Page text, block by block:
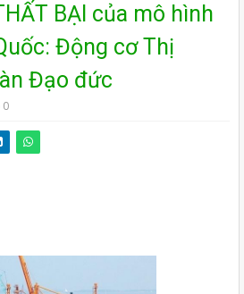
BẠI của mô hình
Động cơ Thị
Đạo đức
0